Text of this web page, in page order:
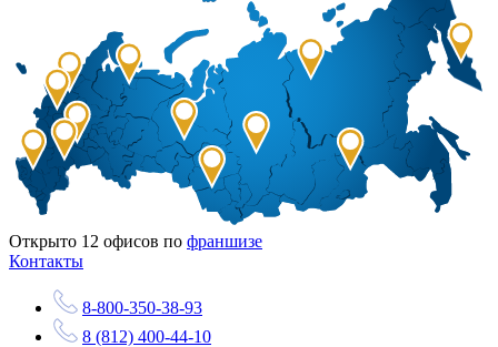
Открыто 12 офисов по франшизе
Контакты
8-800-350-38-93
8 (812) 400-44-10